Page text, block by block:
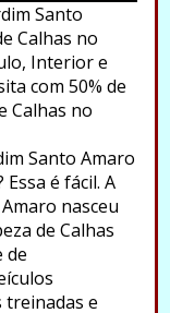
Santo
Calhas no
Interior e
com 50% de
Calhas no
Santo Amaro
é fácil. A
nasceu
de Calhas
de
treinadas e